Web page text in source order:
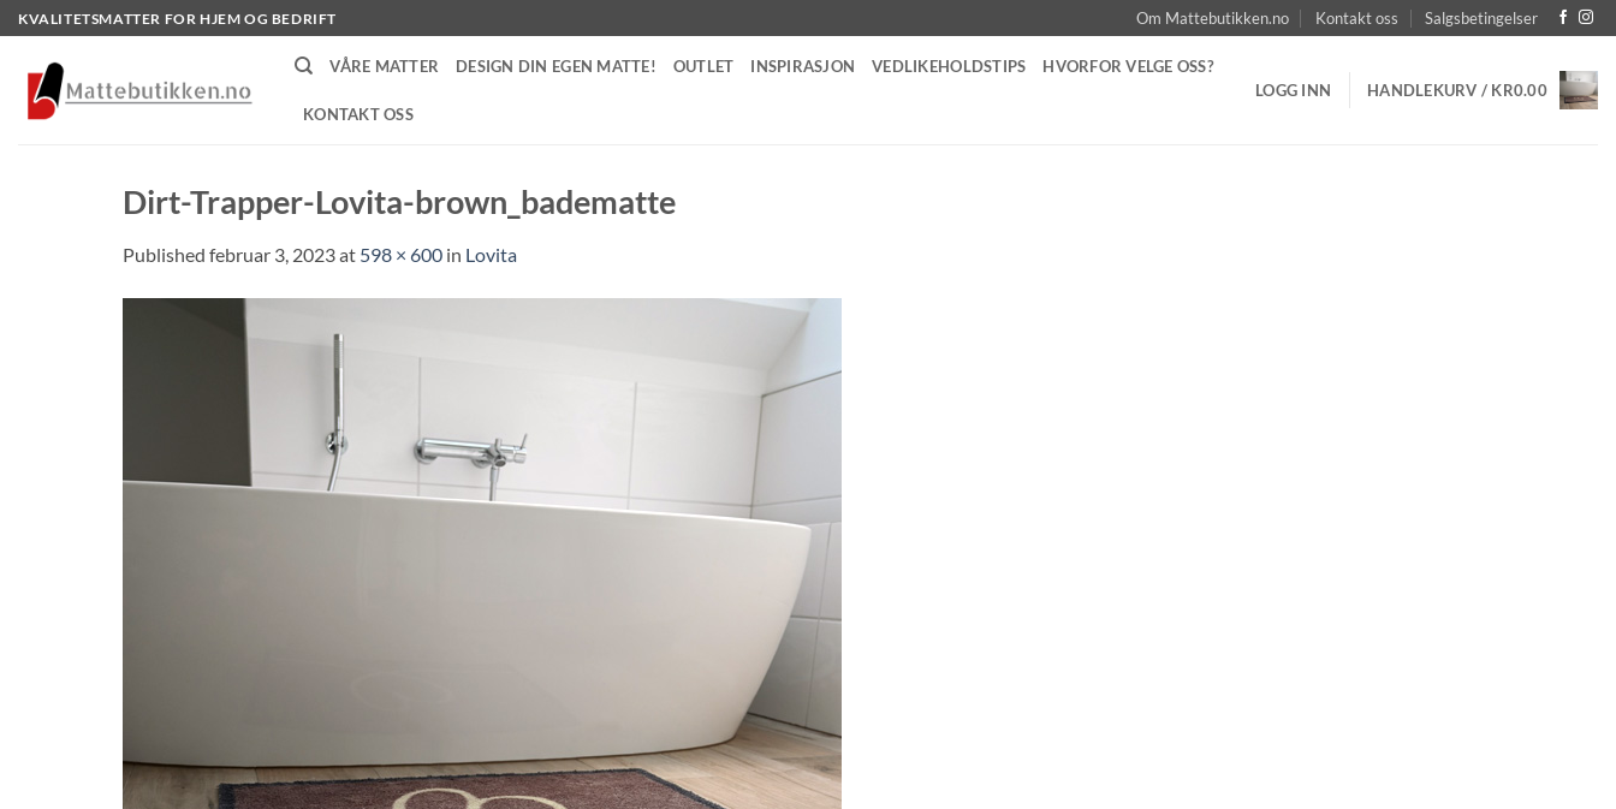
Skip
to
content
KVALITETSMATTER FOR HJEM OG BEDRIFT Om Mattebutikken.no Kontakt oss Salgsbetingelser
VÅRE MATTER DESIGN DIN EGEN MATTE! OUTLET INSPIRASJON VEDLIKEHOLDSTIPS HVORFOR VELGE OSS?
KONTAKT OSS
LOGG INN HANDLEKURV / KR0.00
Dirt-Trapper-Lovita-brown_badematte
Published februar 3, 2023at 598 × 600 in Lovita